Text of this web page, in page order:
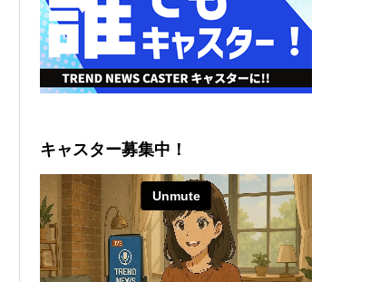
キャスター募集中！